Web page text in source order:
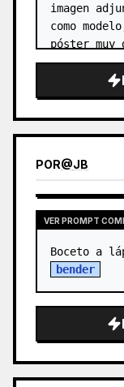
imagen
como
póster
se haya
moda
POR@JB
VER PROMPT
bender